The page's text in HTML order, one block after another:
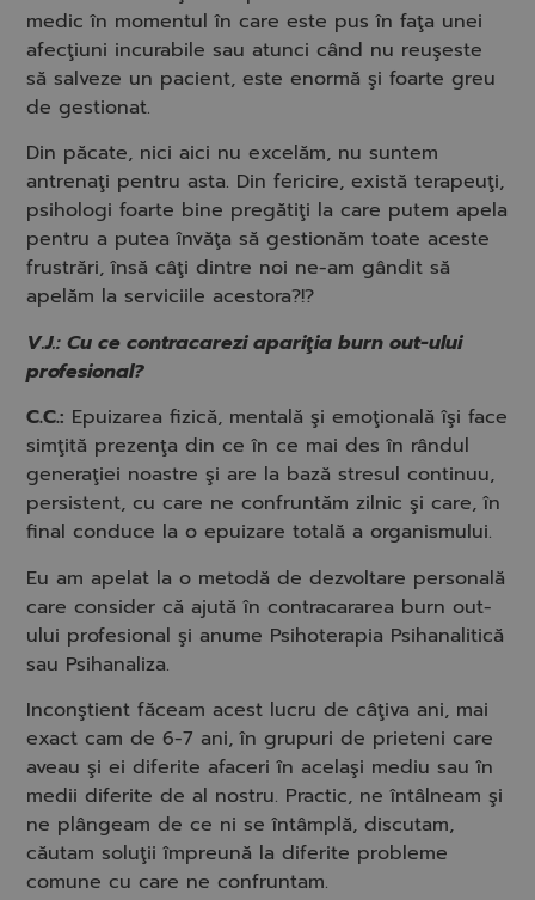
medic în momentul în care este pus în faţa unei
afecţiuni incurabile sau atunci când nu reuşeste
să salveze un pacient, este enormă şi foarte greu
de gestionat.
Din păcate, nici aici nu excelăm, nu suntem
antrenaţi pentru asta. Din fericire, există terapeuţi,
psihologi foarte bine pregătiţi la care putem apela
pentru a putea învăţa să gestionăm toate aceste
frustrări, însă câţi dintre noi ne-am gândit să
apelăm la serviciile acestora?!?
V.J.: Cu ce contracarezi apariţia burn out-ului
profesional?
C.C.: Epuizarea fizică, mentală şi emoţională îşi face
simţită prezenţa din ce în ce mai des în rândul
generaţiei noastre şi are la bază stresul continuu,
persistent, cu care ne confruntăm zilnic şi care, în
final conduce la o epuizare totală a organismului.
Eu am apelat la o metodă de dezvoltare personală
care consider că ajută în contracararea burn out-
ului profesional şi anume Psihoterapia Psihanalitică
sau Psihanaliza.
Inconştient făceam acest lucru de câţiva ani, mai
exact cam de 6-7 ani, în grupuri de prieteni care
aveau şi ei diferite afaceri în acelaşi mediu sau în
medii diferite de al nostru. Practic, ne întâlneam şi
ne plângeam de ce ni se întâmplă, discutam,
căutam soluţii împreună la diferite probleme
comune cu care ne confruntam.